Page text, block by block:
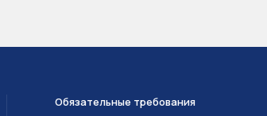
Обязательные требования